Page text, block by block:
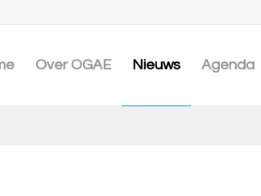
Over OGAE Nieuws Agenda